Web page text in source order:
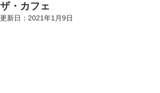
ザ・カフェ
更新日： 2021年1月9日